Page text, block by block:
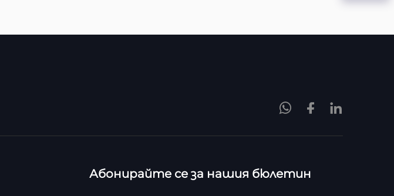
Абонирайте се за нашия бюлетин